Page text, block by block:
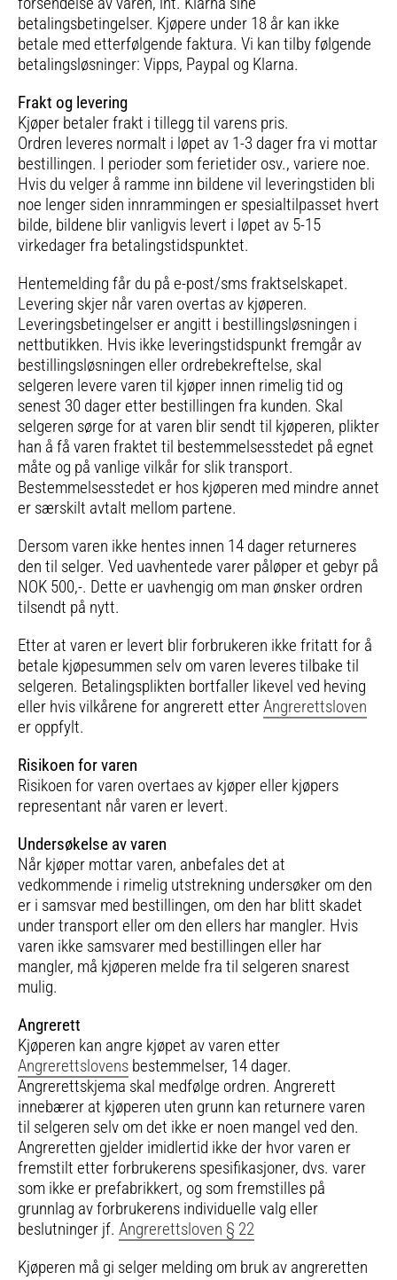
betalingsbetingelser. Kjøpere under 18 år kan ikke
betale med etterfølgende faktura. Vi kan tilby følgende
betalingsløsninger: Vipps, Paypal og Klarna.
Frakt og levering
Kjøper betaler frakt i tillegg til varens pris.
Ordren leveres normalt i løpet av 1-3 dager fra vi mottar
bestillingen. I perioder som ferietider osv., variere noe.
Hvis du velger å ramme inn bildene vil leveringstiden bli
noe lenger siden innrammingen er spesialtilpasset hvert
bilde, bildene blir vanligvis levert i løpet av 5-15
virkedager fra betalingstidspunktet.
Hentemelding får du på e-post/sms fraktselskapet.
Levering skjer når varen overtas av kjøperen.
Leveringsbetingelser er angitt i bestillingsløsningen i
nettbutikken. Hvis ikke leveringstidspunkt fremgår av
bestillingsløsningen eller ordrebekreftelse, skal
selgeren levere varen til kjøper innen rimelig tid og
senest 30 dager etter bestillingen fra kunden. Skal
selgeren sørge for at varen blir sendt til kjøperen, plikter
han å få varen fraktet til bestemmelsesstedet på egnet
måte og på vanlige vilkår for slik transport.
Bestemmelsesstedet er hos kjøperen med mindre annet
er særskilt avtalt mellom partene.
Dersom varen ikke hentes innen 14 dager returneres
den til selger. Ved uavhentede varer påløper et gebyr på
NOK 500,-. Dette er uavhengig om man ønsker ordren
tilsendt på nytt.
Etter at varen er levert blir forbrukeren ikke fritatt for å
betale kjøpesummen selv om varen leveres tilbake til
selgeren. Betalingsplikten bortfaller likevel ved heving
eller hvis vilkårene for angrerett etterAngrerettsloven
er oppfylt.
Risikoen for varen
Risikoen for varen overtaes av kjøper eller kjøpers
representant når varen er levert.
Undersøkelse av varen
Når kjøper mottar varen, anbefales det at
vedkommende i rimelig utstrekning undersøker om den
er i samsvar med bestillingen, om den har blitt skadet
under transport eller om den ellers har mangler. Hvis
varen ikke samsvarer med bestillingen eller har
mangler, må kjøperen melde fra til selgeren snarest
mulig.
Angrerett
Kjøperen kan angre kjøpet av varen etter
Angrerettslovens bestemmelser, 14 dager.
Angrerettskjema skal medfølge ordren. Angrerett
innebærer at kjøperen uten grunn kan returnere varen
til selgeren selv om det ikke er noen mangel ved den.
Angreretten gjelder imidlertid ikke der hvor varen er
fremstilt etter forbrukerens spesifikasjoner, dvs. varer
som ikke er prefabrikkert, og som fremstilles på
grunnlag av forbrukerens individuelle valg eller
beslutninger jf. Angrerettsloven § 22
Kjøperen må gi selger melding om bruk av angreretten